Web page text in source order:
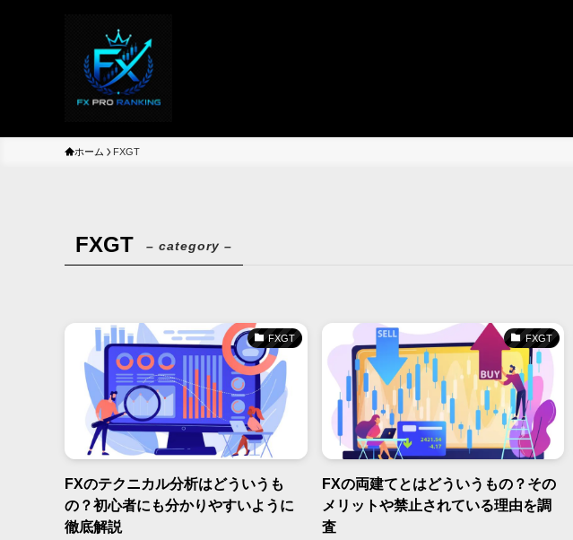
ホーム FXGT
FXGT – category –
FXGT
FXのテクニカル分析はどういうも
の？初心者にも分かりやすいように
徹底解説
FXGT
FXの両建てとはどういうもの？その
メリットや禁止されている理由を調
査